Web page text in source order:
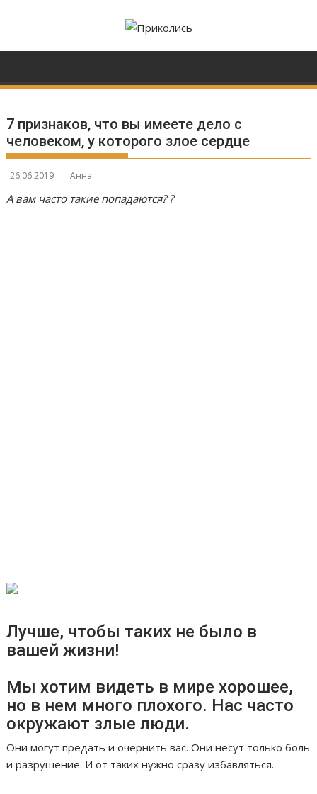
7 признаков, что вы имеете дело с
человеком, у которого злое сердце
26.06.2019 Анна
А вам часто такие попадаются? ?
Лучше, чтобы таких не было в
вашей жизни!
Мы хотим видеть в мире хорошее,
но в нем много плохого. Нас часто
окружают злые люди.
Они могут предать и очернить вас. Они несут только боль
и разрушение. И от таких нужно сразу избавляться.